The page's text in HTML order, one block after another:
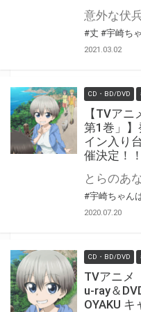
#丈 #宇崎ち
2021.03.02
CD・BD/DVD
【TVア
第1巻」
イン入り
催決定！！
#宇崎ちゃん
2020.07.20
CD・BD/DVD
TVアニメ
u-ray＆
OYAKU